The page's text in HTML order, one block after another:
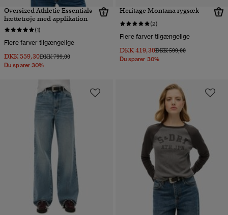
Oversized Athletic Essentials
hættetrøje med applikation
(1)
Flere farver tilgængelige
DKK 559,30Pris nedsat fra
DKK 799,00til
Du sparer 30%
Heritage Montana rygsæk
(2)
Flere farver tilgængelige
DKK 419,30Pris nedsat fra
DKK 599,00til
Du sparer 30%